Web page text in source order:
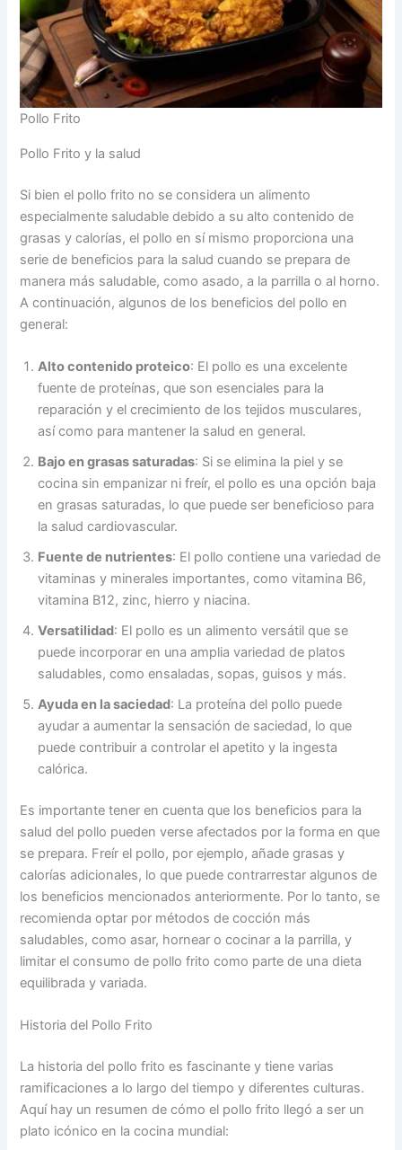
Pollo Frito
Pollo Frito y la salud
Si bien el pollo frito no se considera un alimento
especialmente saludable debido a su alto contenido de
grasas y calorías, el pollo en sí mismo proporciona una
serie de beneficios para la salud cuando se prepara de
manera más saludable, como asado, a la parrilla o al horno.
A continuación, algunos de los beneficios del pollo en
general:
Alto contenido proteico: El pollo es una excelente
fuente de proteínas, que son esenciales para la
reparación y el crecimiento de los tejidos musculares,
así como para mantener la salud en general.
Bajo en grasas saturadas: Si se elimina la piel y se
cocina sin empanizar ni freír, el pollo es una opción baja
en grasas saturadas, lo que puede ser beneficioso para
la salud cardiovascular.
Fuente de nutrientes: El pollo contiene una variedad de
vitaminas y minerales importantes, como vitamina B6,
vitamina B12, zinc, hierro y niacina.
Versatilidad: El pollo es un alimento versátil que se
puede incorporar en una amplia variedad de platos
saludables, como ensaladas, sopas, guisos y más.
Ayuda en la saciedad: La proteína del pollo puede
ayudar a aumentar la sensación de saciedad, lo que
puede contribuir a controlar el apetito y la ingesta
calórica.
Es importante tener en cuenta que los beneficios para la
salud del pollo pueden verse afectados por la forma en que
se prepara. Freír el pollo, por ejemplo, añade grasas y
calorías adicionales, lo que puede contrarrestar algunos de
los beneficios mencionados anteriormente. Por lo tanto, se
recomienda optar por métodos de cocción más
saludables, como asar, hornear o cocinar a la parrilla, y
limitar el consumo de pollo frito como parte de una dieta
equilibrada y variada.
Historia del Pollo Frito
La historia del pollo frito es fascinante y tiene varias
ramificaciones a lo largo del tiempo y diferentes culturas.
Aquí hay un resumen de cómo el pollo frito llegó a ser un
plato icónico en la cocina mundial: